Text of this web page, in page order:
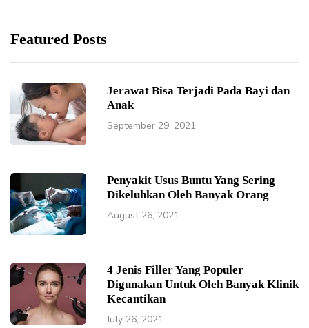
Featured Posts
Jerawat Bisa Terjadi Pada Bayi dan
Anak
September 29, 2021
Penyakit Usus Buntu Yang Sering
Dikeluhkan Oleh Banyak Orang
August 26, 2021
4 Jenis Filler Yang Populer
Digunakan Untuk Oleh Banyak Klinik
Kecantikan
July 26, 2021